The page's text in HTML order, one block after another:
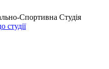
Спортивна Студія
студії